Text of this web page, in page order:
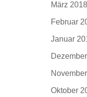
März 2018
Februar
Januar
Oktober